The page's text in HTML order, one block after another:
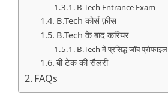
B Tech Entrance Exam
B.Tech कोर्स फ़ीस
B.Tech के बाद करियर
B.Tech में प्रसिद्ध जॉब प्रोफाइल
बी टेक की सैलरी
FAQs